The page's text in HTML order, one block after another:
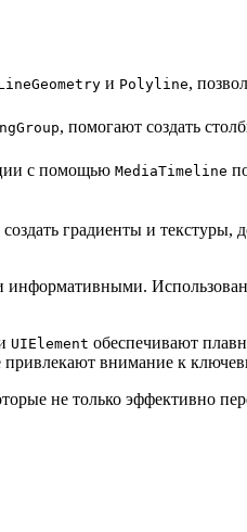
и Polyline,
, помогают создать
с помощью MediaTimeline
градиенты и
информативными.
UIElement обеспечивают
привлекают внимание к
не только эффективно